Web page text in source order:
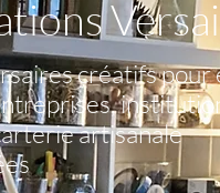
créatifs pour
artisanale